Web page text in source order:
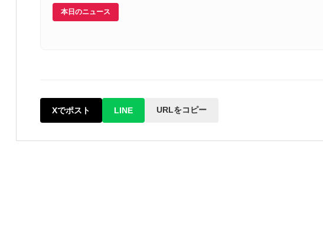
本日のニュース
Xでポスト LINE URLをコピー